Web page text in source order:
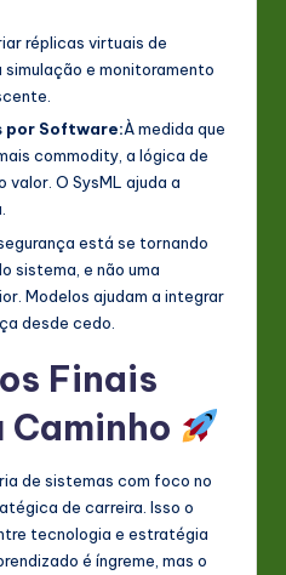
réplicas virtuais de
e monitoramento
por Software:À medida que
commodity, a lógica de
O SysML ajuda a
está se tornando
sistema, e não uma
Modelos ajudam a integrar
desde cedo.
Finais
Caminho
de sistemas com foco no
de carreira. Isso o
tecnologia e estratégia
é íngreme, mas o